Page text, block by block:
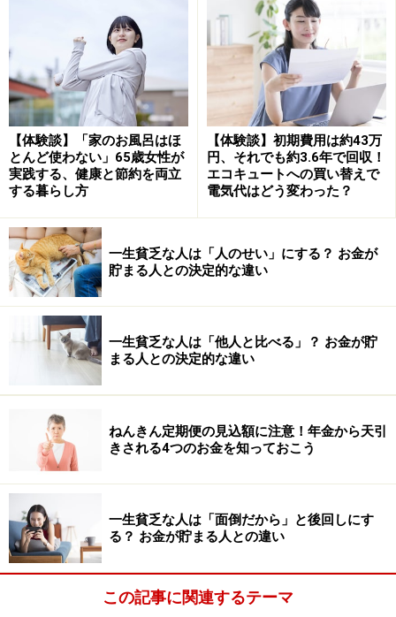
現在の支出をチェックすると、リタイアと同時に自然と
消えていく「現役時代ならではのコスト」が意外と多い
ことに気付くはずです。
例えば、スーツや仕事用の衣類、クリーニング代などは
代表的な例です。また、住宅ローンの完済や子どもの独
立によって、住居費や教育費の負担が軽くなる家庭も多
いでしょう。
さらに、保険の見直しも重要です。子どもが独立した後
は、高額な死亡保障が不要になるケースもあります。
在の夫婦の暮らしに合わせて保障内容を整理すること
で、毎月の固定費を抑えやすくなります。
夫婦で一緒に支出を見直すことは、これからの暮らし方
やお金の使い方を共有する機会にもなります。
ステップ3：老後に増えそうな費用を確認
老後の家計では、将来に備えるための支出を考えておく
ことも大切。特に意識したいのが、
費用です。定期的な健康診断や歯のメンテナンス、体力
維持のための運動などは、健康な生活を続けるために欠
かせません。
また、住まいにかかる費用も見落とせません。賃貸であ
れば更新料や火災保険料、持ち家であれば給湯器やエア
【体験談】「家のお風呂はほ
とんど使わない」65歳女性が
実践する、健康と節約を両立
する暮らし方
【体験談】初期費用は約43万
円、それでも約3.6年で回収！
エコキュートへの買い替えで
電気代はどう変わった？
一生貧乏な人は「人のせい」にする？ お金が
貯まる人との決定的な違い
一生貧乏な人は「他人と比べる」？ お金が貯
まる人との決定的な違い
ねんきん定期便の見込額に注意！年金から天引
きされる4つのお金を知っておこう
一生貧乏な人は「面倒だから」と後回しにす
る？ お金が貯まる人との違い
この記事に関連するテーマ